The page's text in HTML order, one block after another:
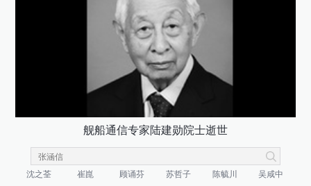
舰船通信专家陆建勋院士逝世
沈之荃 崔崑 顾诵芬 苏哲子 陈毓川
吴咸中